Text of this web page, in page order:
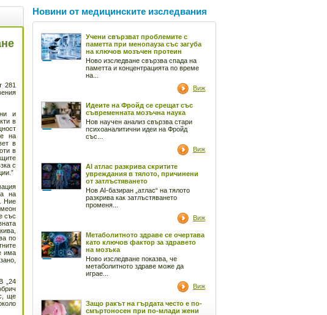
281
и
в
на
в
в
с
на
Ние
със
по
има
„24
ще
Новини от медицинските изследвания
Учени свързват проблемите с
паметта при менопауза със загуба
на ключов мозъчен протеин
Ново изследване свързва спада на
паметта и концентрацията по време
на...
Виж
Идеите на Фройд се срещат със
съвременната мозъчна наука
Нов научен анализ свързва стари
психоаналитични идеи на Фройд
със...
Виж
AI атлас разкрива скритите
увреждания в тялото, причинени
от затлъстяването
Нов AI-базиран „атлас“ на тялото
разкрива как затлъстяването
променя...
Виж
Метаболитното здраве се очертава
като ключов фактор за здравето
на мозъка
Ново изследване показва, че
метаболитното здраве може да
играе...
Виж
Защо ракът на гърдата често е по-
смъртоносен при по-млади жени